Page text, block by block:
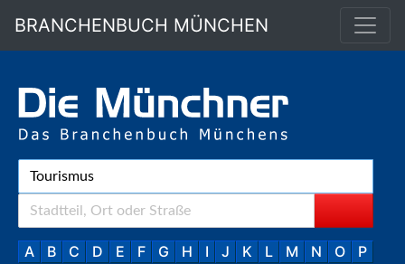
BRANCHENBUCH MÜNCHEN
A B C D E F G H I J K L M N O
P